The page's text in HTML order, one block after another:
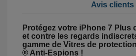
Avis clients
Protégez votre iPhone 7 Plus
et contre les regards
gamme de Vitres de
® Anti-Espions !